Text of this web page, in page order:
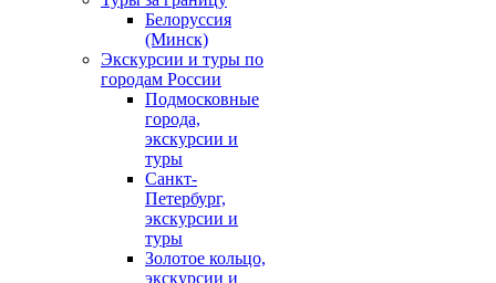
Белоруссия
(Минск)
Экскурсии и туры по
городам России
Подмосковные
города,
экскурсии и
туры
Санкт-
Петербург,
экскурсии и
туры
Золотое кольцо,
экскурсии и